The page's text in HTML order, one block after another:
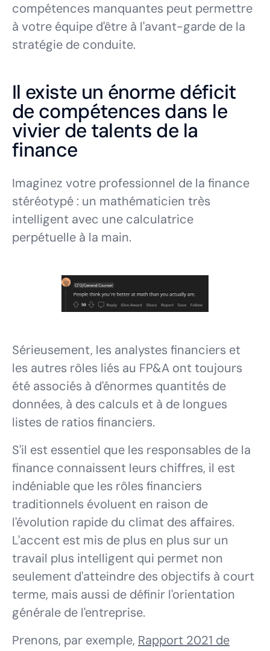
compétences manquantes peut permettre
à votre équipe d'être à l'avant-garde de la
stratégie de conduite.
Il existe un énorme déficit
de compétences dans le
vivier de talents de la
finance
Imaginez votre professionnel de la finance
stéréotypé : un mathématicien très
intelligent avec une calculatrice
perpétuelle à la main.
Sérieusement, les analystes financiers et
les autres rôles liés au FP&A ont toujours
été associés à d'énormes quantités de
données, à des calculs et à de longues
listes de ratios financiers.
S'il est essentiel que les responsables de la
finance connaissent leurs chiffres, il est
indéniable que les rôles financiers
traditionnels évoluent en raison de
l'évolution rapide du climat des affaires.
L'accent est mis de plus en plus sur un
travail plus intelligent qui permet non
seulement d'atteindre des objectifs à court
terme, mais aussi de définir l'orientation
générale de l'entreprise.
Prenons, par exemple, Rapport 2021 de